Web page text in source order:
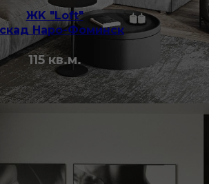
ЖK "Loft"
Наро-Фоминск
115 кв.м.